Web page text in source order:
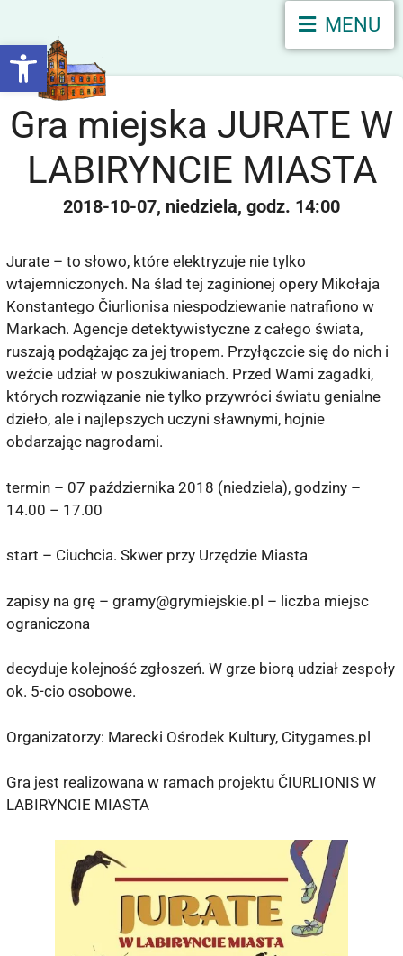
Otwórz pasek narzędzi
MENU
Gra miejska JURATE W
LABIRYNCIE MIASTA
2018-10-07 niedziela 14:00
Jurate – to słowo, które elektryzuje nie tylko
wtajemniczonych. Na ślad tej zaginionej opery Mikołaja
Konstantego Čiurlionisa niespodziewanie natrafiono w
Markach. Agencje detektywistyczne z całego świata,
ruszają podążając za jej tropem. Przyłączcie się do nich i
weźcie udział w poszukiwaniach. Przed Wami zagadki,
których rozwiązanie nie tylko przywróci światu genialne
dzieło, ale i najlepszych uczyni sławnymi, hojnie
obdarzając nagrodami.
termin – 07 października 2018 (niedziela), godziny –
14.00 – 17.00
start – Ciuchcia. Skwer przy Urzędzie Miasta
zapisy na grę – gramy@grymiejskie.pl – liczba miejsc
ograniczona
decyduje kolejność zgłoszeń. W grze biorą udział zespoły
ok. 5-cio osobowe.
Organizatorzy: Marecki Ośrodek Kultury, Citygames.pl
Gra jest realizowana w ramach projektu ČIURLIONIS W
LABIRYNCIE MIASTA